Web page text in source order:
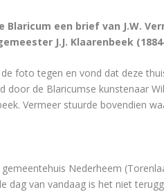
een brief van J.W.
J.J. Klaarenbeek
foto tegen en vond dat deze
door de Blaricumse kunstenaar
Vermeer stuurde bovendien
Nederheem
dag van vandaag is het niet